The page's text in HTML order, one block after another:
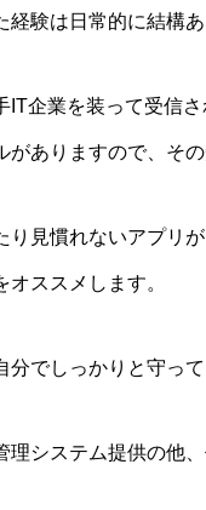
験は日常的に結構あ
企業を装って受信
ありますので、そ
り見慣れないアプリ
ススメします。
でしっかりと守って
システム提供の他